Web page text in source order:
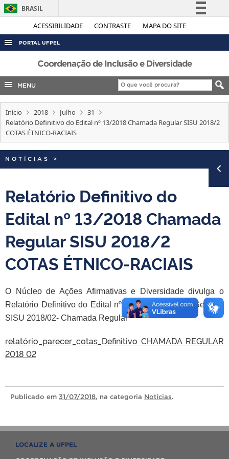
ACESSIBILIDADE CONTRASTE MAPA DO SITE
BRASIL
Simplifique!
Legislação
Canais
PORTAL UFPEL
ACESSO À INFORMAÇÃO
AUDITORIA
COBALTO
CONCURSOS
EDITAIS
TELEFONES
Coordenação de Inclusão e Diversidade
MENU
Início 2018 Julho
31
Relatório Definitivo do Edital nº 13/2018 Chamada Regular SISU 2018/2
COTAS ÉTNICO-RACIAIS
NOTÍCIAS >
Relatório Definitivo do
Edital nº 13/2018 Chamada
Regular SISU 2018/2
COTAS ÉTNICO-RACIAIS
O Núcleo de Ações Afirmativas e Diversidade divulga o
Relatório Definitivo do Edital nº 13/2018 Processo Seletivo
SISU 2018/02- Chamada Regular
relatório_parecer_cotas_Definitivo CHAMADA REGULAR
2018 02
Publicado em 31/07/2018, na categoria Notícias.
LOCALIZE A UFPEL